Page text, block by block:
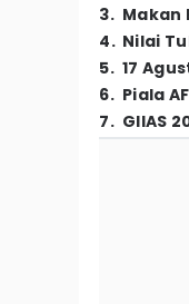
3. Makan
4. Nilai
5. 17
6. Piala
7. GIIAS